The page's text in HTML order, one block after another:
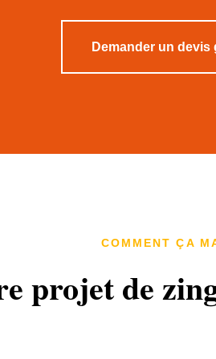
Demander un devis
COMMENT ÇA
projet de